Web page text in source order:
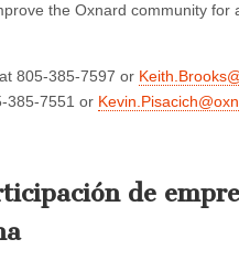
the Oxnard community for
805-385-7597 or
385-7551 or
de